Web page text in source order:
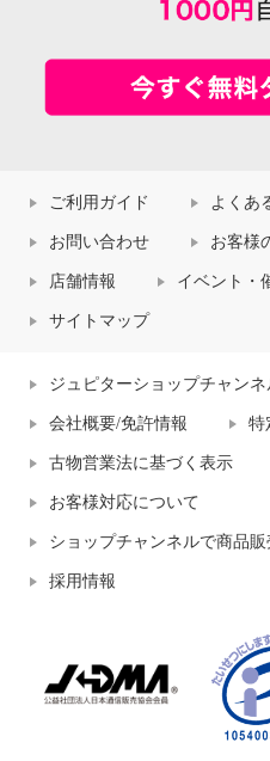
ご利用ガイド よくあ
お問い合わせ お客様
店舗情報 イベント・
サイトマップ
ジュピターショップチャン
会社概要/免許情報 特
古物営業法に基づく表示
お客様対応について
ショップチャンネルで商品
採用情報